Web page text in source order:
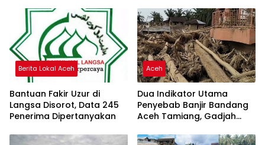
Berita Lokal Aceh
Bantuan Fakir Uzur di
Langsa Disorot, Data 245
Penerima Dipertanyakan
Aceh
Dua Indikator Utama
Penyebab Banjir Bandang
Aceh Tamiang, Gadjah
DAS